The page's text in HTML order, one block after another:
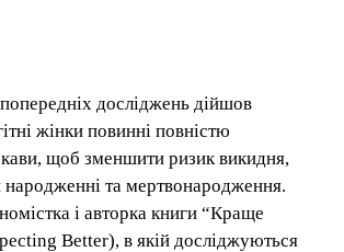
досліджень дійшов
жінки повинні повністю
кави, щоб зменшити ризик викидня,
народженні та мертвонародження.
і авторка книги “Краще
Better), в якій досліджуються